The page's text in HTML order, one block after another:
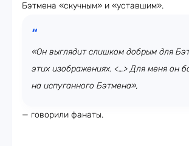
Бэтмена «скучным» и «уставшим».
«Он выглядит слишком добрым для
этих изображениях. <…> Для меня он
на испуганного Бэтмена»,
— говорили фанаты.